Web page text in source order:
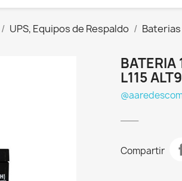
UPS, Equipos de Respaldo Baterias
BATERIA
L115
Compartir